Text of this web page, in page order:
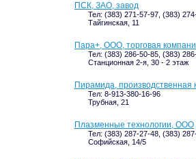
ПСК, ЗАО, завод
Тел: (383) 271-57-97, (383)
Тайгинская, 11
Пара+, ООО, торговая
Тел: (383) 286-50-85, (383)
Станционная 2-я, 30 - 2 этаж
Пирамида,
Тел: 8-913-380-16-96
Трубная, 21
Плазменные технологии, ООО
Тел: (383) 287-27-48, (383)
Софийская, 14/5